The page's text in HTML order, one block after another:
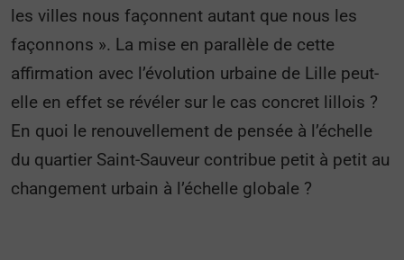
les villes nous façonnent autant que nous les
façonnons ». La mise en parallèle de cette
affirmation avec l’évolution urbaine de Lille peut-
elle en effet se révéler sur le cas concret lillois ?
En quoi le renouvellement de pensée à l’échelle
du quartier Saint-Sauveur contribue petit à petit au
changement urbain à l’échelle globale ?